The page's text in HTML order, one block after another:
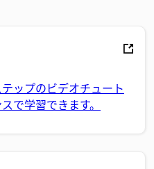
ップのビデオチュート
で学習できます。